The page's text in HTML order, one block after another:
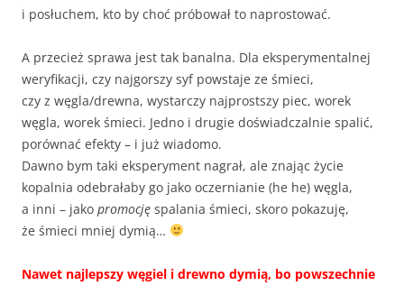
i posłuchem, kto by choć próbował to naprostować.
A przecież sprawa jest tak banalna. Dla eksperymentalnej
weryfikacji, czy najgorszy syf powstaje ze śmieci,
czy z węgla/drewna, wystarczy najprostszy piec, worek
węgla, worek śmieci. Jedno i drugie doświadczalnie spalić,
porównać efekty – i już wiadomo.
Dawno bym taki eksperyment nagrał, ale znając życie
kopalnia odebrałaby go jako oczernianie (he he) węgla,
a inni – jako promocję spalania śmieci, skoro pokazuję,
że śmieci mniej dymią…
Nawet najlepszy węgiel i drewno dymią, bo powszechnie